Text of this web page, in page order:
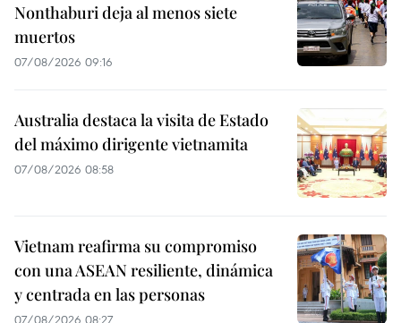
Nonthaburi deja al menos siete
muertos
07/08/2026 09:16
Australia destaca la visita de Estado
del máximo dirigente vietnamita
07/08/2026 08:58
Vietnam reafirma su compromiso
con una ASEAN resiliente, dinámica
y centrada en las personas
07/08/2026 08:27